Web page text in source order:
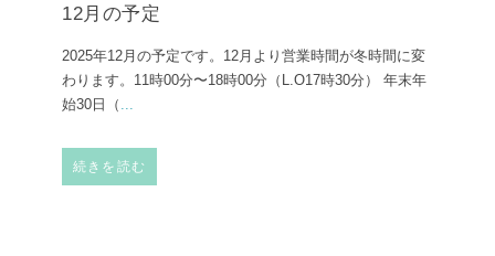
12月の予定
2025年12月の予定です。12月より営業時間が冬時間に変
わります。11時00分〜18時00分（L.O17時30分） 年末年
始30日（ ...
続きを読む